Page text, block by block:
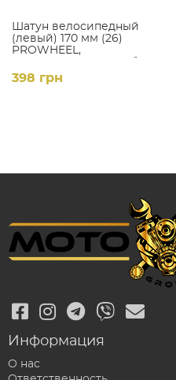
Шатун велосипедный
(левый) 170 мм (26)
PROWHEEL,
Тайвань
398 грн
Информация
О нас